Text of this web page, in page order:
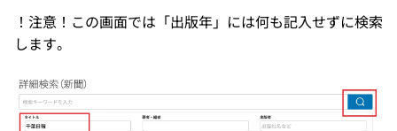
！注意！この画面では「出版年」には何も記入せずに検索
します。